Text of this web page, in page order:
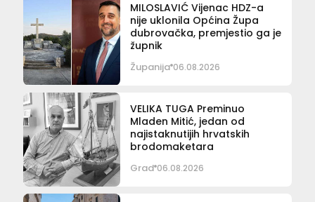
MILOSLAVIĆ Vijenac HDZ-a
nije uklonila Općina Župa
dubrovačka, premjestio ga je
župnik
Županija 06.08.2026
VELIKA TUGA Preminuo
Mladen Mitić, jedan od
najistaknutijih hrvatskih
brodomaketara
Grad 06.08.2026